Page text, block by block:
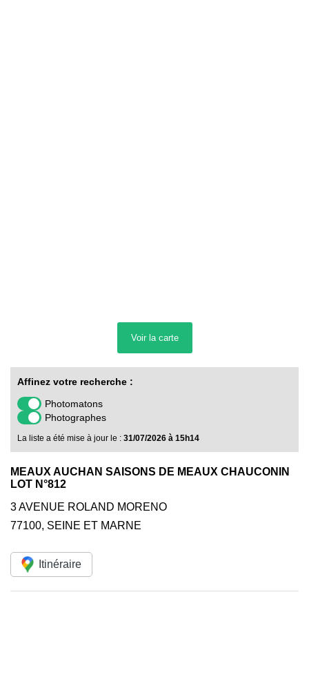
Voir la carte
Affinez votre recherche :
Photomatons
Photographes
La liste a été mise à jour le : 31/07/2026 à 15h14
MEAUX AUCHAN SAISONS DE MEAUX CHAUCONIN
LOT N°812
3 AVENUE ROLAND MORENO
77100, SEINE ET MARNE
Itinéraire